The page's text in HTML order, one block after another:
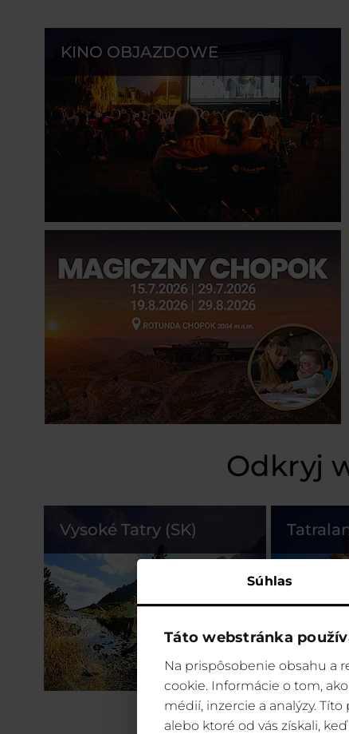
Súhlas
Táto webstránka
Na prispôsobenie obsahu a
cookie. Informácie o tom,
médií, inzercie a analýzy.
alebo ktoré od vás získali,
KINO OBJAZDOWE
Odkryj
Vysoké Tatry (SK)